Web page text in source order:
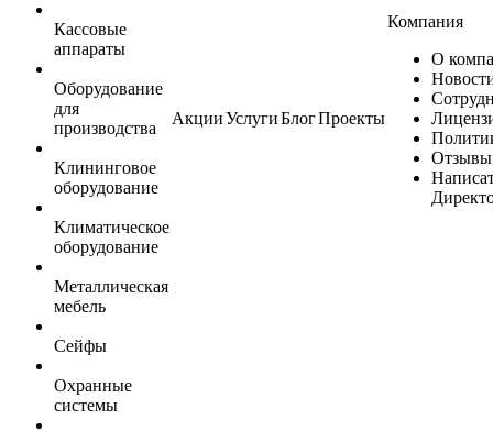
Кассовые
аппараты
Оборудование
для
производства
Клининговое
оборудование
Климатическое
оборудование
Металлическая
мебель
Сейфы
Охранные
системы
АкцииУслугиБлогПроекты
Компания
О
Отзывы